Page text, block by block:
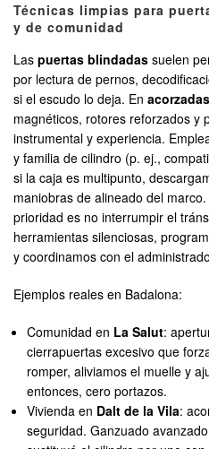
Técnicas limpias para
y de comunidad
Las puertas blindadas suelen
por lectura de pernos,
si el escudo lo deja. En acorzadas
magnéticos, rotores reforzados y
instrumental y experiencia.
y familia de cilindro (p. ej.,
si la caja es multipunto,
maniobras de alineado del marco.
prioridad es no interrumpir el
herramientas silenciosas,
y coordinamos con el
Ejemplos reales en Badalona:
Comunidad en La Salut:
cierrapuertas excesivo que
romper, aliviamos el muelle y
entonces, cero portazos.
Vivienda en Dalt de la Vila:
seguridad. Ganzuado